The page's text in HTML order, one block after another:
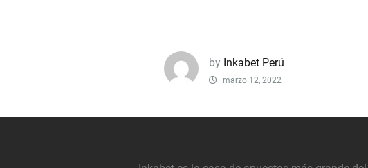
by Inkabet Perú
marzo 12, 2022